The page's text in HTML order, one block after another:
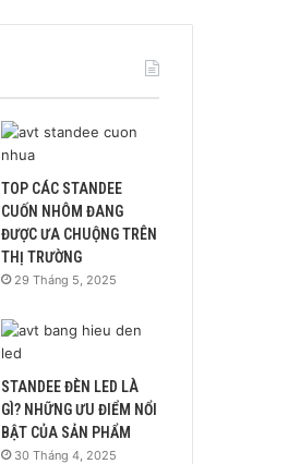
TOP CÁC STANDEE
CUỐN NHÔM ĐANG
ĐƯỢC ƯA CHUỘNG TRÊN
THỊ TRƯỜNG
29 Tháng 5, 2025
STANDEE ĐÈN LED LÀ
GÌ? NHỮNG ƯU ĐIỂM NỔI
BẬT CỦA SẢN PHẨM
30 Tháng 4, 2025